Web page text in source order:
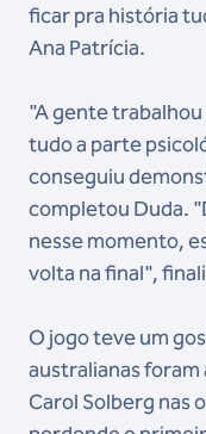
ficar pra história
Ana Patrícia.
"A gente
tudo a parte
conseguiu
completou Duda.
nesse momento,
volta na final",
O jogo teve um
australianas foram
Carol Solberg nas